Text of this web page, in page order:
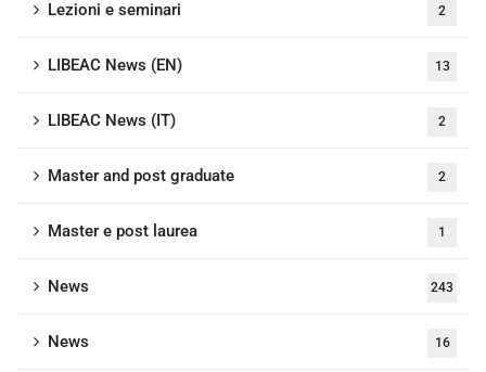
Lezioni e seminari 2
LIBEAC News (EN) 13
LIBEAC News (IT) 2
Master and post graduate 2
Master e post laurea 1
News 243
News 16